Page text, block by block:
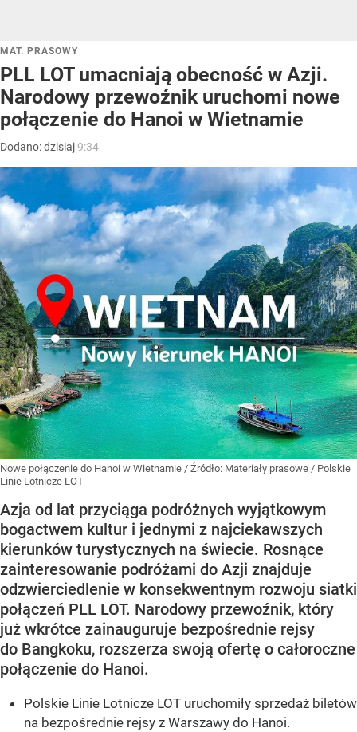
MAT. PRASOWY
PLL LOT umacniają obecność w Azji.
Narodowy przewoźnik uruchomi nowe
połączenie do Hanoi w Wietnamie
Dodano:dzisiaj9:34
Nowe połączenie do Hanoi w Wietnamie / Źródło: Materiały prasowe / Polskie
Linie Lotnicze LOT
Azja od lat przyciąga podróżnych wyjątkowym
bogactwem kultur i jednymi z najciekawszych
kierunków turystycznych na świecie. Rosnące
zainteresowanie podróżami do Azji znajduje
odzwierciedlenie w konsekwentnym rozwoju siatki
połączeń PLL LOT. Narodowy przewoźnik, który
już wkrótce zainauguruje bezpośrednie rejsy
do Bangkoku, rozszerza swoją ofertę o całoroczne
połączenie do Hanoi.
Polskie Linie Lotnicze LOT uruchomiły sprzedaż biletów
na bezpośrednie rejsy z Warszawy do Hanoi.